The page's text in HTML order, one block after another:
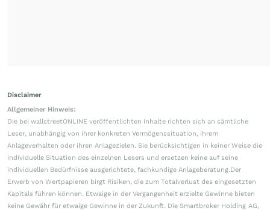
Disclaimer
Allgemeiner Hinweis:
Die bei wallstreetONLINE veröffentlichten Inhalte richten sich an sämtliche
Leser, unabhängig von ihrer konkreten Vermögenssituation, ihrem
Anlageverhalten oder ihren Anlagezielen. Sie berücksichtigen in keiner Weise die
individuelle Situation des einzelnen Lesers und ersetzen keine auf seine
individuellen Bedürfnisse ausgerichtete, fachkundige Anlageberatung.Der
Erwerb von Wertpapieren birgt Risiken, die zum Totalverlust des eingesetzten
Kapitals führen können. Etwaige in der Vergangenheit erzielte Gewinne bieten
keine Gewähr für etwaige Gewinne in der Zukunft. Die Smartbroker Holding AG,